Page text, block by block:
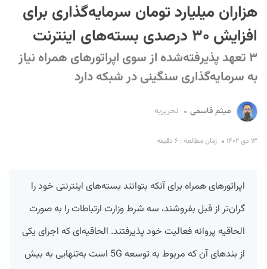
هزاران میلیارد تومان سرمایه‌گذاری برای
افزایش ۳۰ درصدی بسته‌های اینترنت
۳ تعهد پذیرفته‌شده از سوی اپراتورهای همراه نیاز
به سرمایه‌گذاری سنگینی در شبکه دارد
میثم قاسمی تحریریه
۱۳ دی ۱۴۰۲ زمان مطالعه : ۶ دقیقه
اپراتورهای همراه برای آنکه بتوانند بسته‌های اینترنتی خود را
گران‌تر از قبل بفروشند، سه شرط وزارت ارتباطات را به صورت
الحاقیه پروانه فعالیت خود پذیرفتند. الحاقیه‌ای که اجرای یکی
از بندهای آن که مربوط به توسعه 5G است به‌تنهایی به بیش